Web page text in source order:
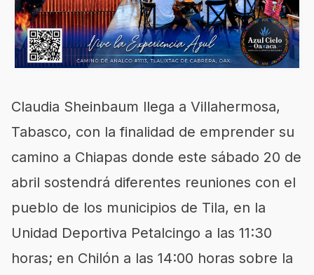
Claudia Sheinbaum llega a Villahermosa,
Tabasco, con la finalidad de emprender su
camino a Chiapas donde este sábado 20 de
abril sostendrá diferentes reuniones con el
pueblo de los municipios de Tila, en la
Unidad Deportiva Petalcingo a las 11:30
horas; en Chilón a las 14:00 horas sobre la